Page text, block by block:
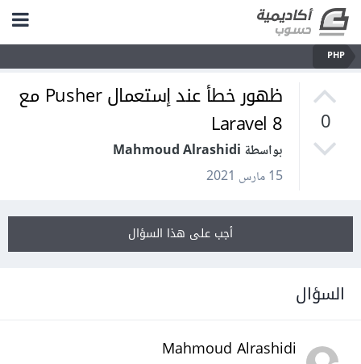
PHP
0
ظهور خطأ عند إستعمال Pusher مع
Laravel 8
بواسطة Mahmoud Alrashidi
15 مارس 2021
أجب على هذا السؤال
السؤال
Mahmoud Alrashidi